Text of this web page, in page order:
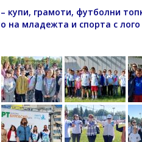
купи, грамоти, футболни
на младежта и спорта с